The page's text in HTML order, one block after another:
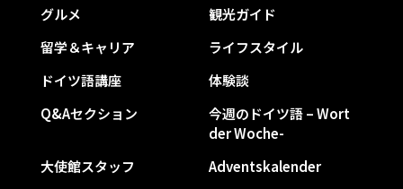
グルメ
観光ガイド
留学＆キャリア
ライフスタイル
ドイツ語講座
体験談
Q&Aセクション
今週のドイツ語 – Wort
der Woche-
大使館スタッフ
Adventskalender